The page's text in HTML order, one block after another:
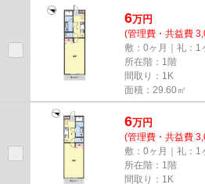
6万円
(管理費・共益費
敷：0ヶ月｜礼：1
所在階：1階
間取り：1K
面積：29.60㎡
6万円
(管理費・共益費
敷：0ヶ月｜礼：1
所在階：1階
間取り：1K